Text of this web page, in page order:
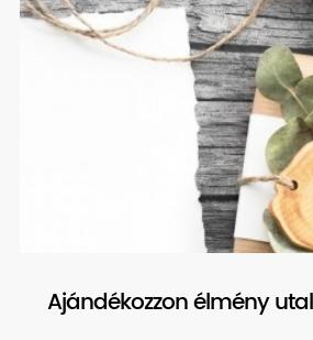
Ajándékozzon élmény